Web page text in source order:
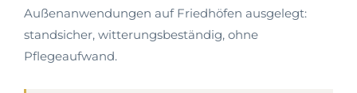
Außenanwendungen auf Friedhöfen ausgelegt:
standsicher, witterungsbeständig, ohne
Pflegeaufwand.